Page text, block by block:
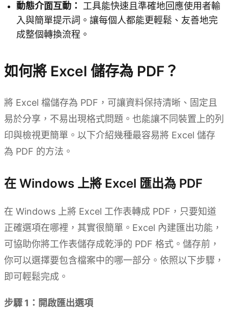
動態介面互動：
工具能快速且準確地回應使用者輸
入與簡單提示詞。讓每個人都能更輕鬆、友善地完
成整個轉換流程。
如何將 Excel 儲存為 PDF？
將 Excel 檔儲存為 PDF，可讓資料保持清晰、固定且
易於分享，不易出現格式問題。也能讓不同裝置上的列
印與檢視更簡單。以下介紹幾種最容易將 Excel 儲存
為 PDF 的方法。
在 Windows 上將 Excel 匯出為 PDF
在 Windows 上將 Excel 工作表轉成 PDF，只要知道
正確選項在哪裡，其實很簡單。Excel 內建匯出功能，
可協助你將工作表儲存成乾淨的 PDF 格式。儲存前，
你可以選擇要包含檔案中的哪一部分。依照以下步驟，
即可輕鬆完成。
步驟 1：開啟匯出選項